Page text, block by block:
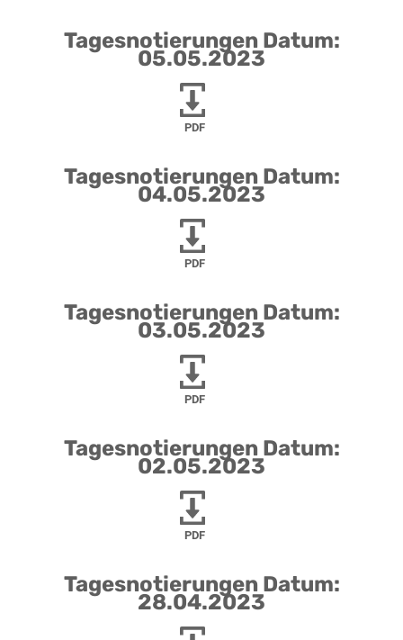
Tagesnotierungen Datum:
05.05.2023
PDF
Tagesnotierungen Datum:
04.05.2023
PDF
Tagesnotierungen Datum:
03.05.2023
PDF
Tagesnotierungen Datum:
02.05.2023
PDF
Tagesnotierungen Datum:
28.04.2023